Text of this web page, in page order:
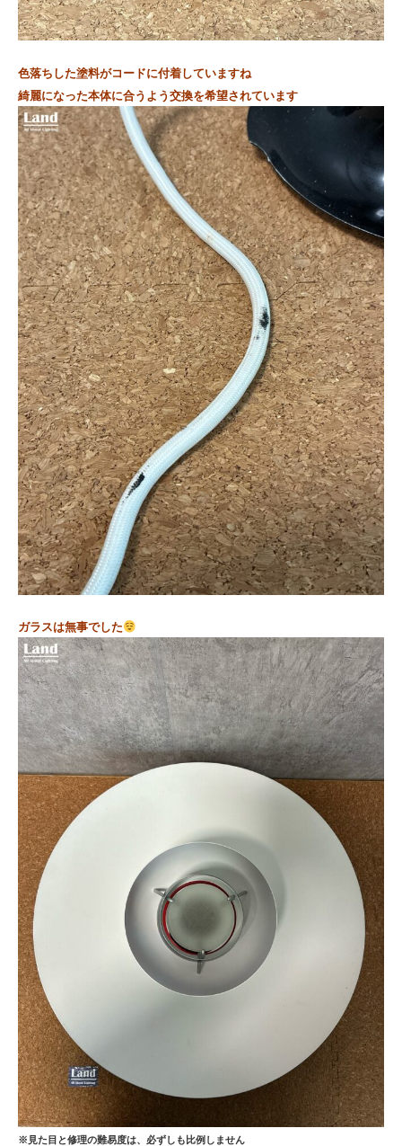
色落ちした塗料がコードに付着していますね
綺麗になった本体に合うよう交換を希望されています
ガラスは無事でした
※ 見た目と修理の難易度は、必ずしも比例し ません